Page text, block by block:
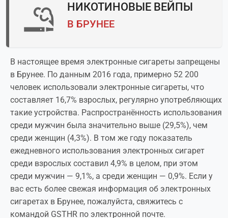
НИКОТИНОВЫЕ ВЕЙПЫ
В БРУНЕЕ
В настоящее время электронные сигареты запрещены
в Брунее. По данным 2016 года, примерно 52 200
человек использовали электронные сигареты, что
составляет 16,7% взрослых, регулярно употребляющих
такие устройства. Распространённость использования
среди мужчин была значительно выше (29,5%), чем
среди женщин (4,3%). В том же году показатель
ежедневного использования электронных сигарет
среди взрослых составил 4,9% в целом, при этом
среди мужчин — 9,1%, а среди женщин — 0,9%. Если у
вас есть более свежая информация об электронных
сигаретах в Брунее, пожалуйста, свяжитесь с
командой GSTHR по электронной почте.